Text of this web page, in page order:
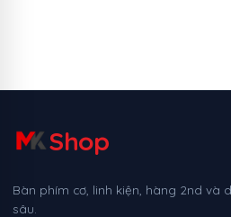
Shop
Bàn phím cơ, linh kiện, hàng 2nd và
sâu.